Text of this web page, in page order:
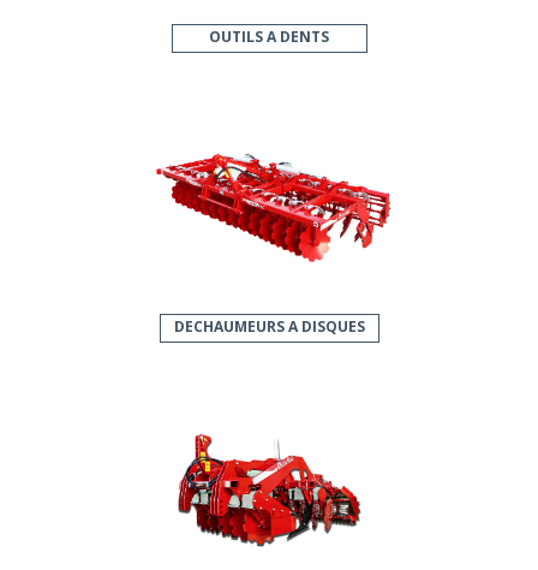
OUTILS A DENTS
DECHAUMEURS A DISQUES